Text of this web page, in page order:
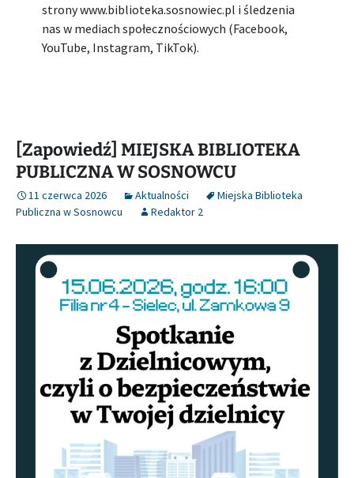
strony www.biblioteka.sosnowiec.pl i śledzenia
nas w mediach społecznościowych (Facebook,
YouTube, Instagram, TikTok).
[Zapowiedź] MIEJSKA BIBLIOTEKA
PUBLICZNA W SOSNOWCU
11 czerwca 2026 Aktualności
Miejska Biblioteka
Publiczna w Sosnowcu
Redaktor 2